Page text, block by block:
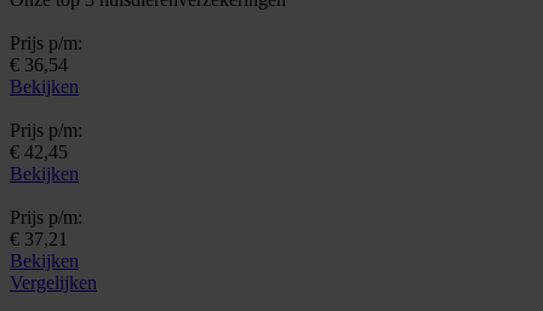
Prijs p/m:
€ 36,54
Bekijken
Prijs p/m:
€ 42,45
Bekijken
Prijs p/m:
€ 37,21
Bekijken
Vergelijken